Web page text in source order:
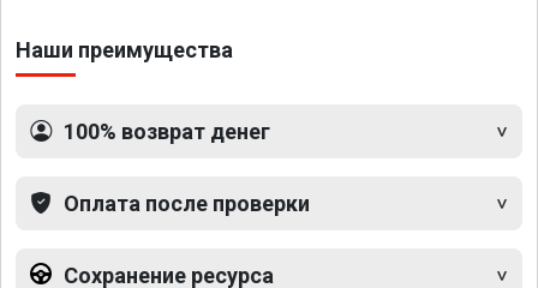
Наши преимущества
100% возврат денег
Оплата после проверки
Сохранение ресурса